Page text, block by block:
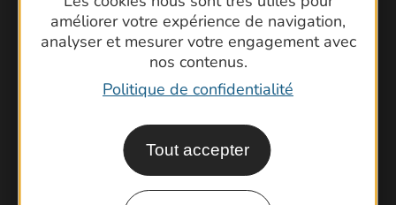
améliorer votre expérience de navigation,
analyser et mesurer votre engagement avec
nos contenus.
Politique de confidentialité
Tout accepter
Brochures
Cartoguides et Topoguides
Latitude Gard